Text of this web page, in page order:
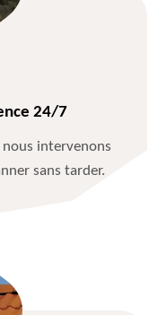
24/7
nous intervenons
sans tarder.